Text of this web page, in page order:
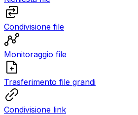
Condivisione file
Monitoraggio file
Trasferimento file grandi
Condivisione link